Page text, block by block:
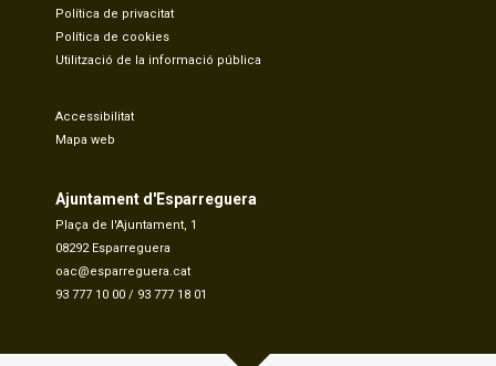
Política de privacitat
Política de cookies
Utilització de la informació pública
Accessibilitat
Mapa web
Ajuntament d'Esparreguera
Plaça de l'Ajuntament, 1
08292 Esparreguera
oac@esparreguera.cat
93 777 10 00 / 93 777 18 01